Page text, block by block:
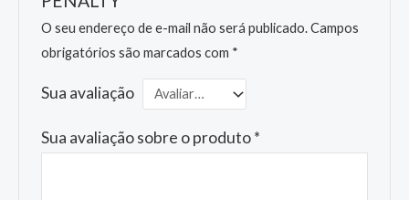
O seu endereço de e-mail não será publicado.Campos
obrigatórios são marcados com *
Sua avaliação
Sua avaliação sobre o produto*